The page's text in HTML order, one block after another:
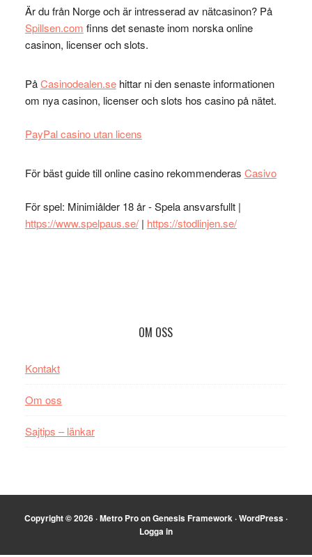
Är du från Norge och är intresserad av nätcasinon? På
Spillsen.com finns det senaste inom norska online
casinon, licenser och slots.
PåCasinodealen.sehittar ni den senaste informationen
om nya casinon, licenser och slots hos casino på nätet.
PayPal casino utan licens
För bäst guide till online casino rekommenderas Casivo
För spel: Minimiålder 18 år - Spela ansvarsfullt |
https://www.spelpaus.se/| https://stodlinjen.se/
OM OSS
Kontakt
Om oss
Sajtips – länkar
Copyright © 2026 ·Metro ProonGenesis Framework ·WordPress ·
Logga in